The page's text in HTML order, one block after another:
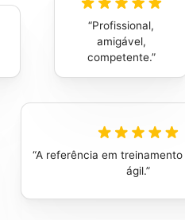
A referência em
ágil.
Profissional,
amigável,
competente.